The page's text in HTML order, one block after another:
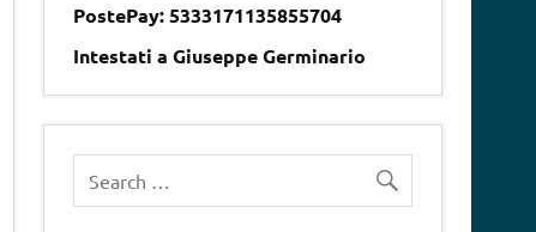
PostePay: 5333171135855704
Intestati a Giuseppe Germinario